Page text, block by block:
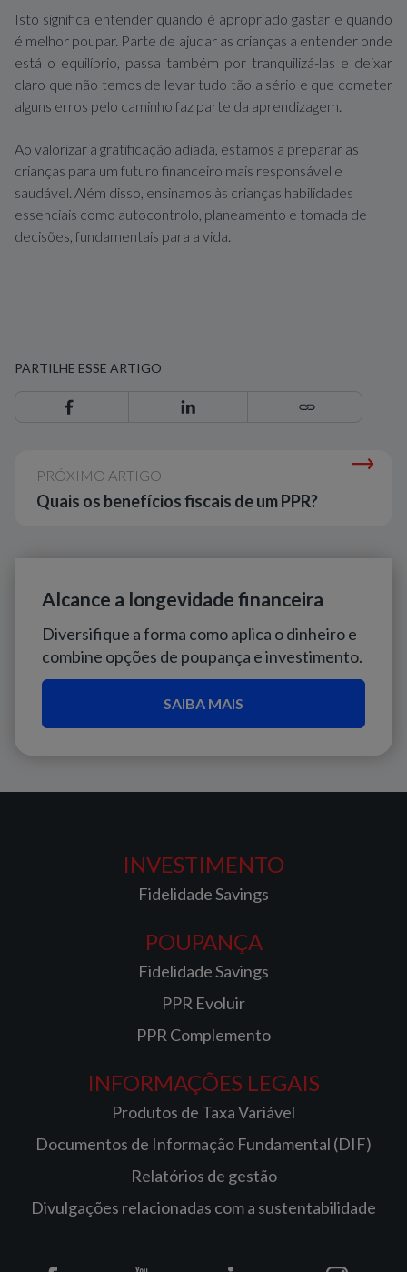
Isto significa entender quando é apropriado gastar e quando
é melhor poupar. Parte de ajudar as crianças a entender onde
está o equilíbrio, passa também por tranquilizá-las e deixar
claro que não temos de levar tudo tão a sério e que cometer
alguns erros pelo caminho faz parte da aprendizagem.
Ao valorizar a gratificação adiada, estamos a preparar as
crianças para um futuro financeiro mais responsável e
saudável. Além disso, ensinamos às crianças habilidades
essenciais como autocontrolo, planeamento e tomada de
decisões, fundamentais para a vida.
PARTILHE ESSE ARTIGO
PRÓXIMO ARTIGO
Quais os benefícios fiscais de um PPR?
Alcance a longevidade financeira
Diversifique a forma como aplica o dinheiro e
combine opções de poupança e investimento.
SAIBA MAIS
INVESTIMENTO
Fidelidade Savings
POUPANÇA
Fidelidade Savings
PPR Evoluir
PPR Complemento
INFORMAÇÕES LEGAIS
Produtos de Taxa Variável
Documentos de Informação Fundamental (DIF)
Relatórios de gestão
Divulgações relacionadas com a sustentabilidade